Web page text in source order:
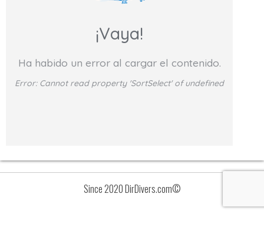
¡Vaya!
Ha habido un error al cargar el contenido.
Error: Cannot read property 'SortSelect' of undefined
Since 2020 DirDivers.com©